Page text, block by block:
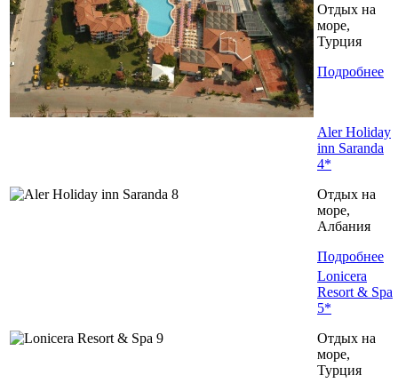
Отдых на
море,
Турция
Подробнее
Aler Holiday
inn Saranda
4*
Отдых на
море,
Албания
Подробнее
Lonicera
Resort & Spa
5*
Отдых на
море,
Турция